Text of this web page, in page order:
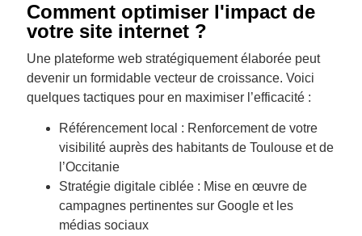
Comment optimiser l'impact de
votre site internet ?
Une plateforme web stratégiquement élaborée peut
devenir un formidable vecteur de croissance. Voici
quelques tactiques pour en maximiser l’efficacité :
Référencement local : Renforcement de votre
visibilité auprès des habitants de Toulouse et de
l’Occitanie
Stratégie digitale ciblée : Mise en œuvre de
campagnes pertinentes sur Google et les
médias sociaux